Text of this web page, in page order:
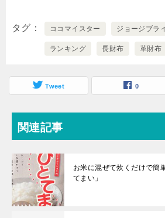
タグ ココマイスター ジョージブラ
ランキング 長財布 革財布
Tweet 0
関連記事
お米に混ぜて炊くだけで簡
てまい」